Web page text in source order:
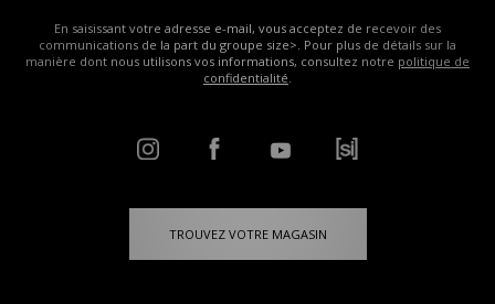
En saisissant votre adresse e-mail, vous acceptez de recevoir des
communications de la part du groupe size>. Pour plus de détails sur la
manière dont nous utilisons vos informations, consultez notre politique de
confidentialité.
TROUVEZ VOTRE MAGASIN